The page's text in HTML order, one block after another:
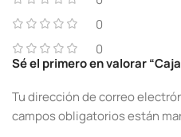
0
0
Sé el primero en valorar
Tu dirección de correo
campos obligatorios están